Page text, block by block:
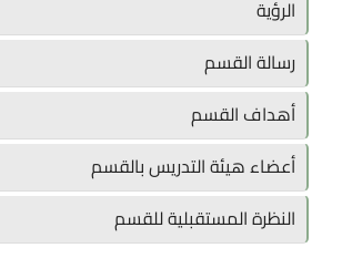
الرؤية
رسالة القسم
أهداف القسم
أعضاء هيئة التدريس بالقسم
النظرة المستقبلية للقسم